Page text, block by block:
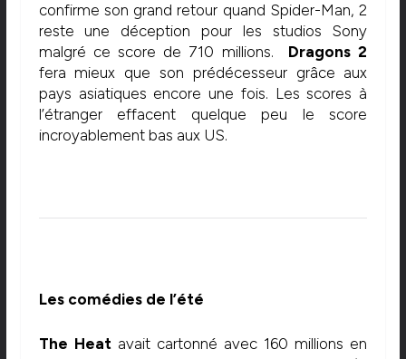
confirme son grand retour quand Spider-Man, 2
reste une déception pour les studios Sony
malgré ce score de 710 millions.
Dragons 2
fera mieux que son prédécesseur grâce aux
pays asiatiques encore une fois. Les scores à
l’étranger effacent quelque peu le score
incroyablement bas aux US.
Les comédies de l’été
The Heat avait cartonné avec 160 millions en